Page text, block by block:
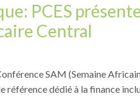
PCES
Central
SAM (Semaine
référence dédié à la finance